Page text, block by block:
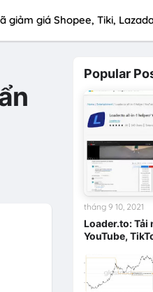
giảm giá Shopee, Tiki,
Popular
Loader.to: Tải
YouTube,
tháng 9 10, 2021